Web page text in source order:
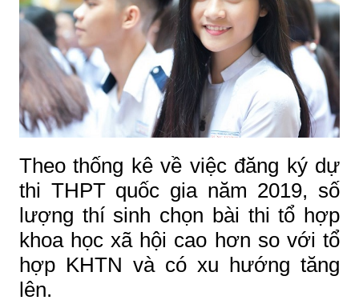
Theo thống kê về việc đăng ký dự
thi THPT quốc gia năm 2019, số
lượng thí sinh chọn bài thi tổ hợp
khoa học xã hội cao hơn so với tổ
hợp KHTN và có xu hướng tăng
lên.